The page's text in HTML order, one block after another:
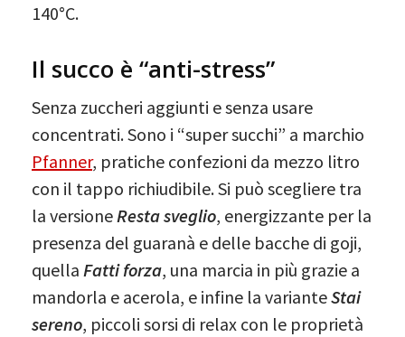
140°C.
Il succo è “anti-stress”
Senza zuccheri aggiunti e senza usare
concentrati. Sono i “super succhi” a marchio
Pfanner, pratiche confezioni da mezzo litro
con il tappo richiudibile. Si può scegliere tra
la versione Resta sveglio, energizzante per la
presenza del guaranà e delle bacche di goji,
quella Fatti forza, una marcia in più grazie a
mandorla e acerola, e infine la varianteStai
sereno, piccoli sorsi di relax con le proprietà